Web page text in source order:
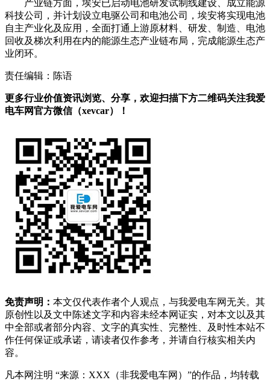
产业链方面，埃安已启动电池研发试制线建设、成立能源
科技公司，并计划设立电驱公司和电池公司，埃安将实现电池
自主产业化及应用，全面打通上游原材料、研发、制造、电池
回收及梯次利用在内的能源生态产业链布局，完成能源生态产
业闭环。
责任编辑：陈语
更多行业价值资讯浏览、分享，欢迎扫描下方二维码关注我爱
电车网官方微信（xevcar）！
免责声明： 本文仅代表作者个人观点，与我爱电车网无关。其
原创性以及文中陈述文字和内容未经本网证实，对本文以及其
中全部或者部分内容、文字的真实性、完整性、及时性本站不
作任何保证或承诺，请读者仅作参考，并请自行核实相关内
容。
凡本网注明 “来源：XXX（非我爱电车网）”的作品，均转载